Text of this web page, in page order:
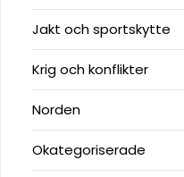
Jakt och sportskytte
Krig och konflikter
Norden
Okategoriserade